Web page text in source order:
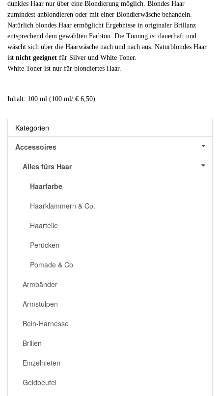
dunkles Haar nur über eine Blondierung möglich. Blondes Haar
zumindest anblondieren oder mit einer Blondierwäsche behandeln.
Natürlich blondes Haar ermöglicht Ergebnisse in originaler Brillanz
entsprechend dem gewählten Farbton. Die Tönung ist dauerhaft und
wäscht sich über die Haarwäsche nach und nach aus. Naturblondes Haar
ist nicht geeignet für Silver und White Toner.
White Toner ist nur für blondiertes Haar.
Inhalt: 100 ml (100 ml/ € 6,50)
Kategorien
Accessoires
Alles fürs Haar
Haarfarbe
Haarklammern & Co.
Haarteile
Perücken
Pomade & Co
Armbänder
Armstulpen
Bein-Harnesse
Brillen
Einzelnieten
Geldbeutel